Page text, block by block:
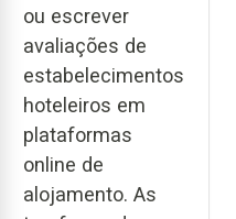
ou escrever
avaliações de
estabelecimentos
hoteleiros em
plataformas
online de
alojamento. As